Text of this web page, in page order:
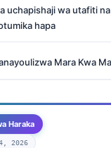
uchapishaji wa utafiti
hapa
Mara Kwa
Haraka
2026